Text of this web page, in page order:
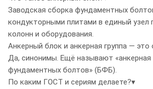
Заводская сборка фундаментных
кондукторными плитами в единый узел
колонн и оборудования.
Анкерный блок и анкерная группа — это
Да, синонимы. Ещё называют «анкерная
фундаментных болтов» (БФБ).
По каким ГОСТ и сериям делаете?▾